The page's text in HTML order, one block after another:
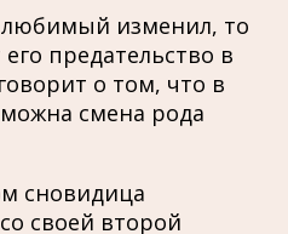
любимый изменил, то
предательство в
о том, что в
смена рода
сновидица
своей второй